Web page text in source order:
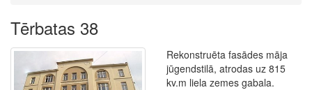
Tērbatas 38
Rekonstruēta fasādes māja
jūgendstilā, atrodas uz 815
kv.m liela zemes gabala.